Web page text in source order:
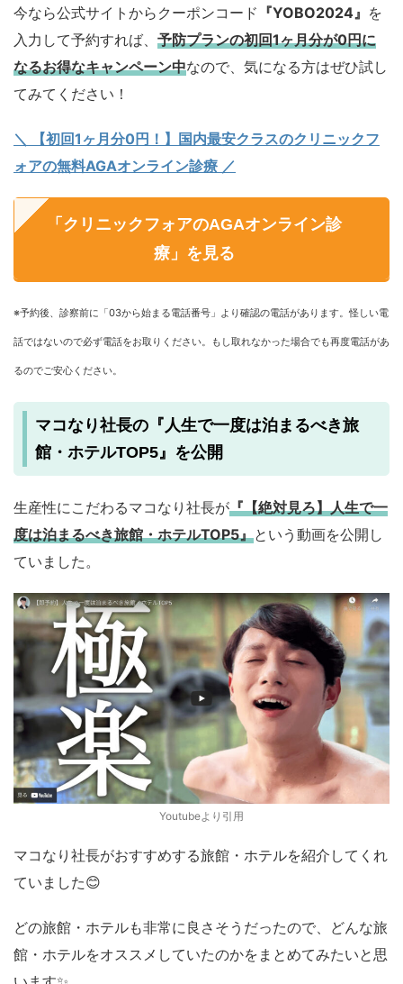
今なら公式サイトからクーポンコード 『YOBO2024』 を
入力して予約すれば、 予防プランの初回1ヶ月分が0円に
なるお得なキャンペーン中なので、気になる方はぜひ試し
てみてください！
＼ 【初回1ヶ月分0円！】国内最安クラスのクリニックフ
ォアの無料AGAオンライン診療 ／
「クリニックフォアのAGAオンライン診
療」を見る
※予約後、診察前に「03から始まる電話番号」より確認の電話があります。怪しい電
話ではないので必ず電話をお取りください。もし取れなかった場合でも再度電話があ
るのでご安心ください。
マコなり社長の『人生で一度は泊まるべき旅
館・ホテルTOP5』を公開
生産性にこだわるマコなり社長が『【絶対見ろ】人生で一
度は泊まるべき旅館・ホテルTOP5』という動画を公開し
ていました。
Youtubeより引用
マコなり社長がおすすめする旅館・ホテルを紹介してくれ
ていました😊
どの旅館・ホテルも非常に良さそうだったので、どんな旅
館・ホテルをオススメしていたのかをまとめてみたいと思